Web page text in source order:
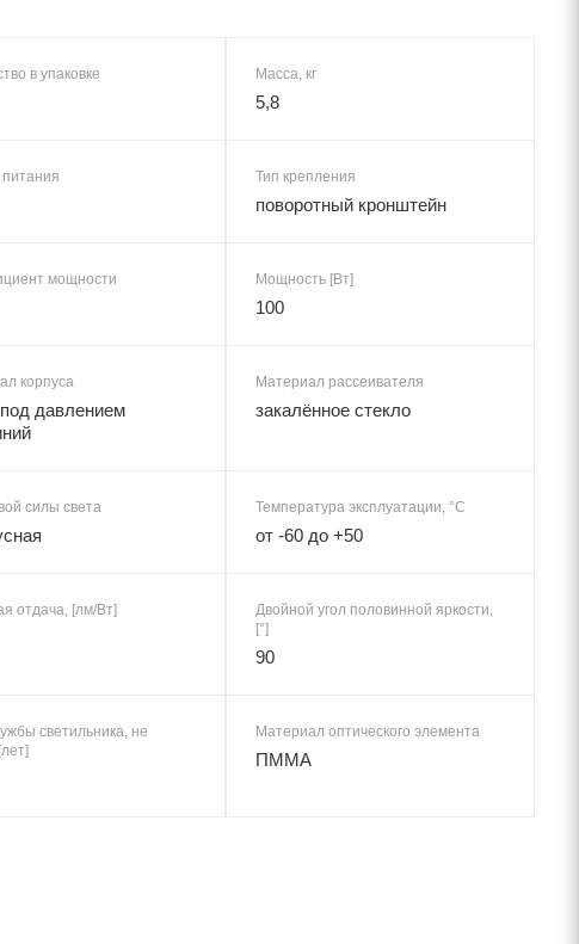
в упаковке Масса, кг
5,8
Тип крепления
поворотный кронштейн
мощности Мощность [Вт]
100
корпуса
давлением
Материал рассеивателя
закалённое стекло
силы света Температура эксплуатации, °C
от -60 до +50
отдача, [лм/Вт]
Двойной угол половинной яркости,
[°]
90
светильника, не
Материал оптического элемента
ПММА